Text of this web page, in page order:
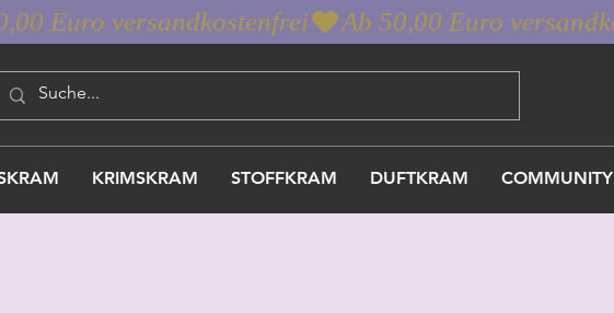
KRIMSKRAM STOFFKRAM DUFTKRAM COMMUNITY